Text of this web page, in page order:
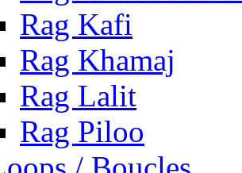
Rag Kafi
Rag Khamaj
Rag Lalit
Rag Piloo